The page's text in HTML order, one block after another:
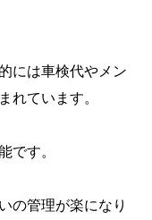
には車検代やメン
れています。
です。
の管理が楽になり